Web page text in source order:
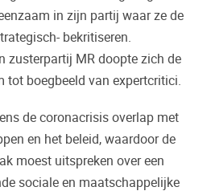
in zijn partij waar ze de
bekritiseren.
zusterpartij MR doopte zich de
tot boegbeeld van expertcritici.
de coronacrisis overlap met
en het beleid, waardoor de
moest uitspreken over een
sociale en maatschappelijke